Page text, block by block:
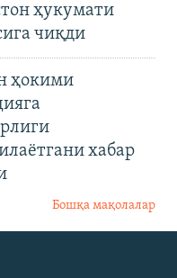
ҳукумати
чиқди
ҳокими
хабар
Бошқа мақолалар